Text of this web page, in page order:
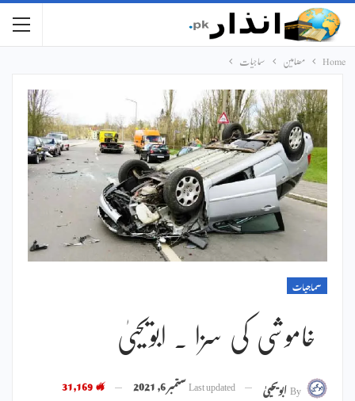
Home مضامین سماجیات
سماجیات
خاموشی کی سزا ۔ ابویحییٰ
Byابویحییٰ Last updatedستمبر 6, 2021